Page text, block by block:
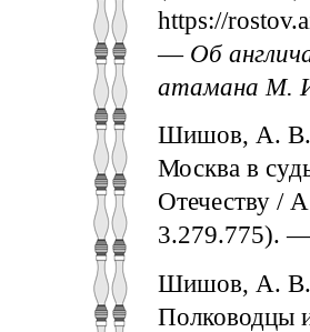
https://
— Об
атамана М.
Шишов, А. В.
Москва в
Отечеству /
3.279.775).
Шишов, А. В.
Полководцы